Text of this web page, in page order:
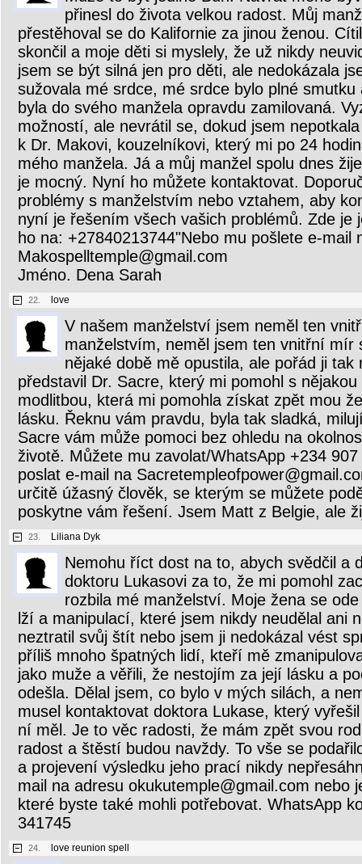
přinesl do života velkou radost. Můj
přestěhoval se do Kalifornie za jinou ženou.
skončil a moje děti si myslely, že už nikdy
jsem se být silná jen pro děti, ale nedokázala
sužovala mé srdce, mé srdce bylo plné
byla do svého manžela opravdu zamilovaná.
možností, ale nevrátil se, dokud jsem
k Dr. Makovi, kouzelníkovi, který mi po 24
mého manžela. Já a můj manžel spolu dnes
je mocný. Nyní ho můžete kontaktovat.
problémy s manželstvím nebo vztahem, aby
nyní je řešením všech vašich problémů. Zde je
ho na: +27840213744"Nebo mu pošlete e-mail
Makospelltemple@gmail.com
Jméno. Dena Sarah
22. love
V našem manželství jsem neměl ten
manželstvím, neměl jsem ten vnitřní mír
nějaké době mě opustila, ale pořád ji tak
představil Dr. Sacre, který mi pomohl s
modlitbou, která mi pomohla získat zpět mou
lásku. Řeknu vám pravdu, byla tak sladká,
Sacre vám může pomoci bez ohledu na
životě. Můžete mu zavolat/WhatsApp +234
poslat e-mail na
určitě úžasný člověk, se kterým se můžete
poskytne vám řešení. Jsem Matt z Belgie, ale
23. Liliana Dyk
Nemohu říct dost na to, abych svědčil a
doktoru Lukasovi za to, že mi pomohl
rozbila mé manželství. Moje žena se
lží a manipulací, které jsem nikdy neudělal ani
neztratil svůj štít nebo jsem ji nedokázal vést
příliš mnoho špatných lidí, kteří mě
jako muže a věřili, že nestojím za její lásku a
odešla. Dělal jsem, co bylo v mých silách, a
musel kontaktovat doktora Lukase, který
ní měl. Je to věc radosti, že mám zpět svou
radost a štěstí budou navždy. To vše se
a projevení výsledku jeho prací nikdy
mail na adresu okukutemple@gmail.com nebo
které byste také mohli potřebovat. WhatsApp
341745
24. love reunion spell